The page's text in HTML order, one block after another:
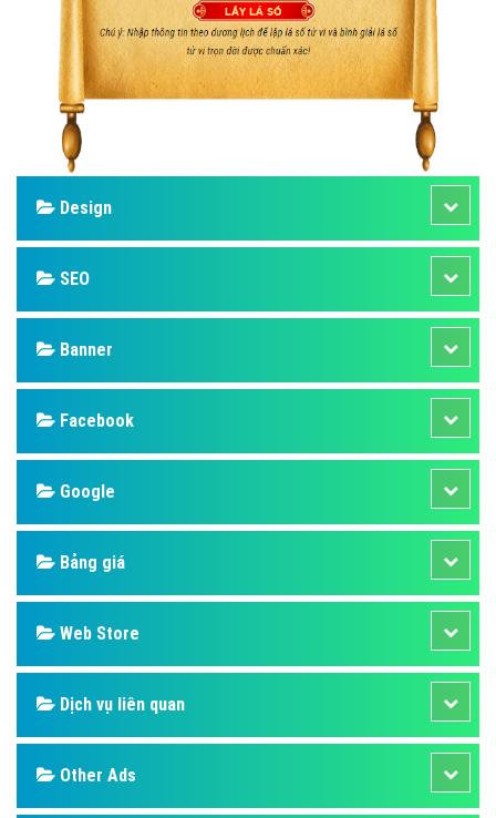
Design
SEO
Banner
Facebook
Google
Bảng giá
Web Store
Dịch vụ liên quan
Other Ads